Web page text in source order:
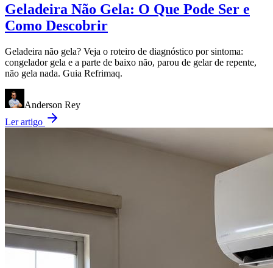
Geladeira Não Gela: O Que Pode Ser e
Como Descobrir
Geladeira não gela? Veja o roteiro de diagnóstico por sintoma:
congelador gela e a parte de baixo não, parou de gelar de repente,
não gela nada. Guia Refrimaq.
Anderson Rey
Ler artigo